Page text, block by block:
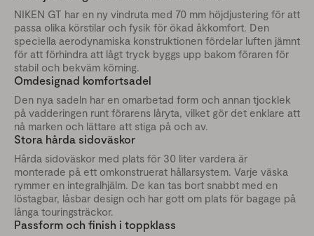
NIKEN GT har en ny vindruta med 70 mm höjdjustering för att
passa olika körstilar och fysik för ökad åkkomfort. Den
speciella aerodynamiska konstruktionen fördelar luften jämnt
för att förhindra att lågt tryck byggs upp bakom föraren för
stabil och bekväm körning.
Omdesignad komfortsadel
Den nya sadeln har en omarbetad form och annan tjocklek
på vadderingen runt förarens låryta, vilket gör det enklare att
nå marken och lättare att stiga på och av.
Stora hårda sidoväskor
Hårda sidoväskor med plats för 30 liter vardera är
monterade på ett omkonstruerat hållarsystem. Varje väska
rymmer en integralhjälm. De kan tas bort snabbt med en
löstagbar, låsbar design och har gott om plats för bagage på
långa touringsträckor.
Passform och finish i toppklass